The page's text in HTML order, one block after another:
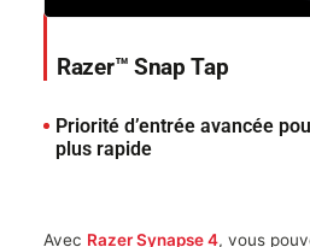
Razer™ Snap Tap
Priorité d’entrée avancée
plus rapide
Avec Razer Synapse 4, vous